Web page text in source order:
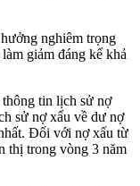
nghiêm trọng
giảm đáng kể khả
tin lịch sử nợ
sử nợ xấu về dư nợ
Đối với nợ xấu từ
thị trong vòng 3 năm